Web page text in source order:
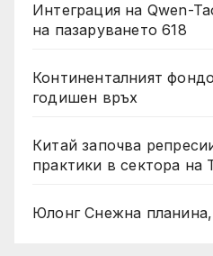
Интеграция на Qwen-
на пазаруването 618
Континенталният
годишен връх
Китай започва
практики в сектора на
Юлонг Снежна